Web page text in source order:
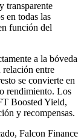
transparente
en todas las
función del
a la bóveda
entre
se convierte en
rendimiento. Los
Boosted Yield,
y recompensas.
Falcon Finance